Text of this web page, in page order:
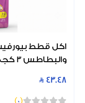
اكل قطط
والبطاطس 3 كجم
43.48
(
0
)